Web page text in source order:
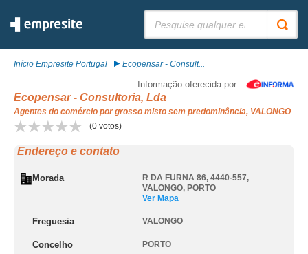
Início Empresite Portugal Ecopensar - Consult...
Informação oferecida por
Ecopensar - Consultoria, Lda
Agentes do comércio por grosso misto sem predominância, VALONGO
(0 votos)
Endereço e contato
Morada R DA FURNA 86, 4440-557,
VALONGO, PORTO
Ver Mapa
Freguesia VALONGO
Concelho PORTO